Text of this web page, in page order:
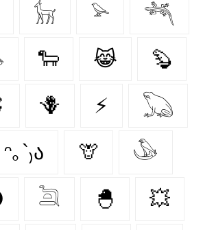
𓃴 𓅫 𓆈
🐑 😹 🦫
🪻 ⚡ 𓆏
ᵔ｡`₎ა 🦒 𓅇
𓆖 🐣 💥